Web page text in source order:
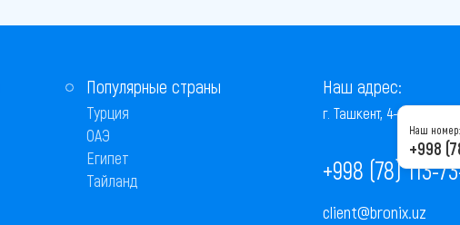
Популярные страны
Турция
ОАЭ
Египет
Тайланд
Наш адрес:
г. Ташкент, 4-й проезд
+998 (78) 113-
client@bronix.uz
Наш номер:
+998